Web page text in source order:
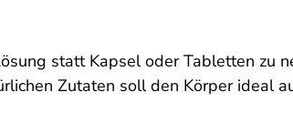
statt Kapsel oder Tabletten zu
Zutaten soll den Körper ideal